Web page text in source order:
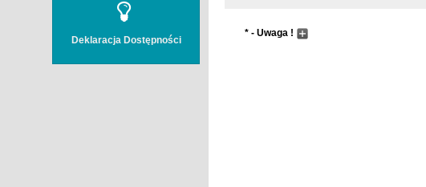
Deklaracja Dostępności
* - Uwaga !